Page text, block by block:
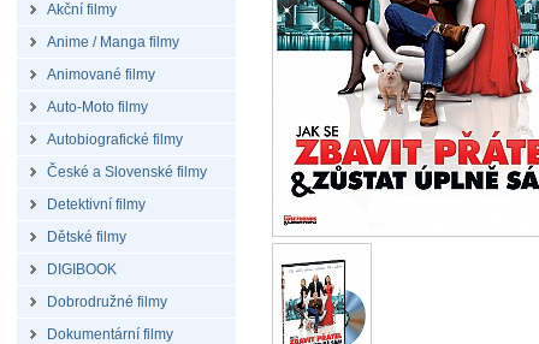
Akční filmy
Anime / Manga filmy
Animované filmy
Auto-Moto filmy
Autobiografické filmy
České a Slovenské filmy
Detektivní filmy
Dětské filmy
DIGIBOOK
Dobrodružné filmy
Dokumentární filmy